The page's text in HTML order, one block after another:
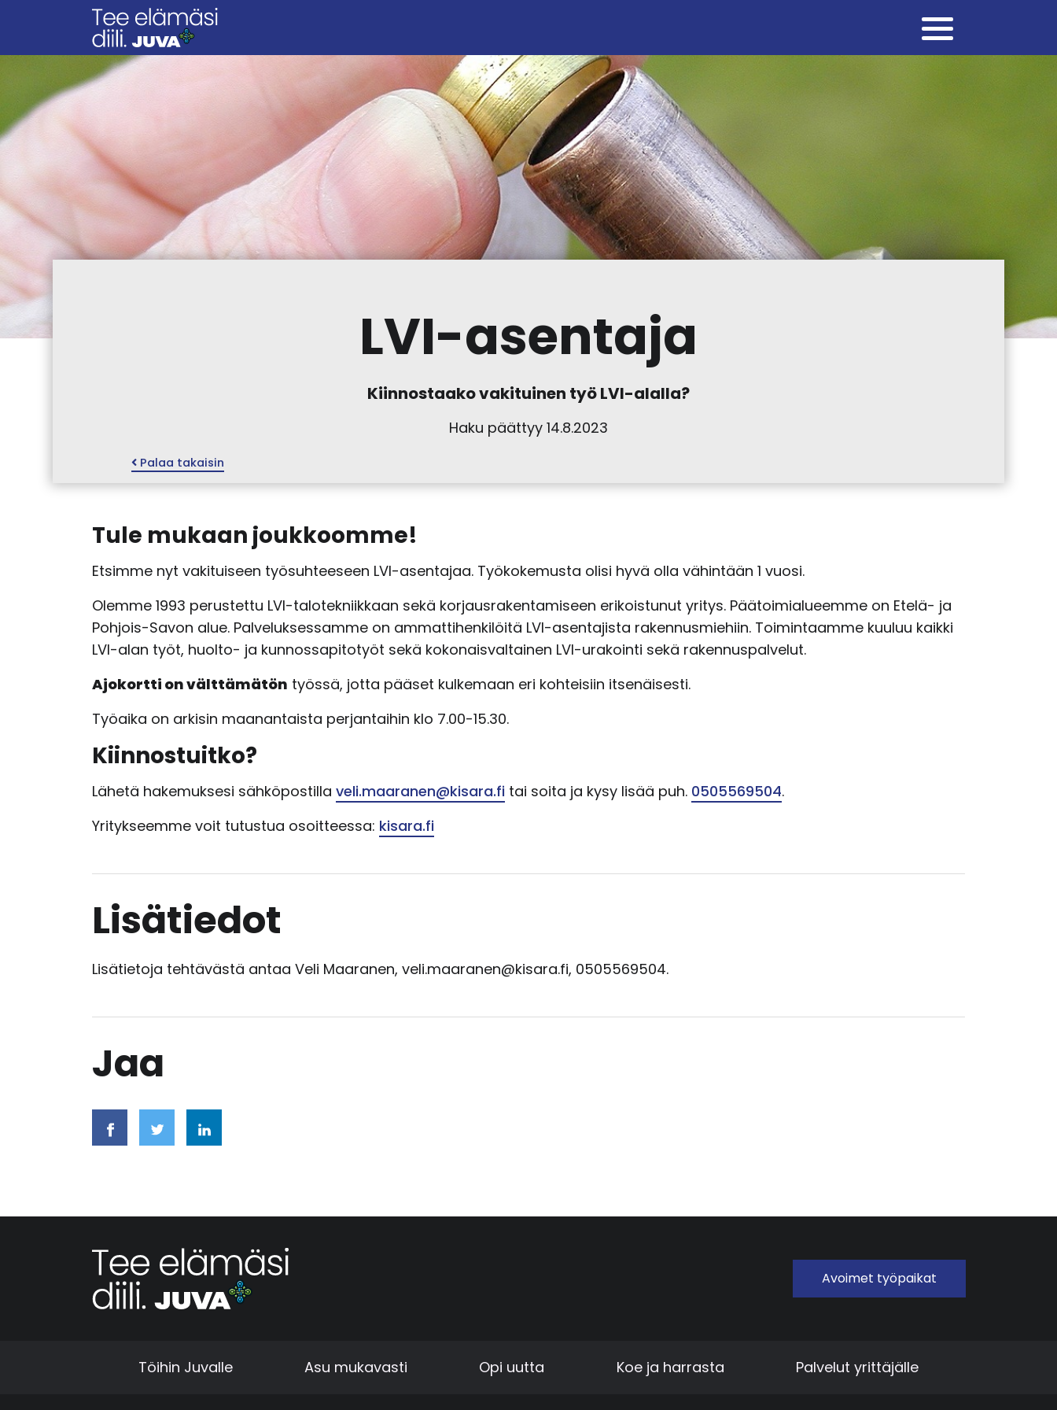
LVI-asentaja
Kiinnostaako vakituinen työ LVI-alalla?
Haku päättyy 14.8.2023
Palaa takaisin
Tule mukaan joukkoomme!
Etsimme nyt vakituiseen työsuhteeseen LVI-asentajaa. Työkokemusta olisi hyvä olla vähintään 1 vuosi.
Olemme 1993 perustettu LVI-talotekniikkaan sekä korjausrakentamiseen erikoistunut yritys. Päätoimialueemme on Etelä- ja
Pohjois-Savon alue. Palveluksessamme on ammattihenkilöitä LVI-asentajista rakennusmiehiin. Toimintaamme kuuluu kaikki
LVI-alan työt, huolto- ja kunnossapitotyöt sekä kokonaisvaltainen LVI-urakointi sekä rakennuspalvelut.
Ajokortti on välttämätön työssä, jotta pääset kulkemaan eri kohteisiin itsenäisesti.
Työaika on arkisin maanantaista perjantaihin klo 7.00-15.30.
Kiinnostuitko?
Lähetä hakemuksesi sähköpostilla veli.maaranen@kisara.fi tai soita ja kysy lisää puh. 0505569504.
Yritykseemme voit tutustua osoitteessa: kisara.fi⁠
Lisätiedot
Lisätietoja tehtävästä antaa Veli Maaranen, veli.maaranen@kisara.fi, 0505569504.
Jaa
Avoimet työpaikat
Töihin Juvalle Asu mukavasti Opi uutta Koe ja harrasta Palvelut yrittäjälle